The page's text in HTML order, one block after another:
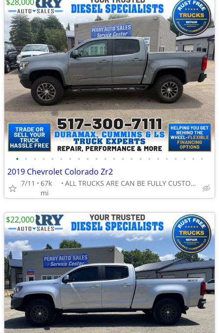
• • • • • • • • • • • • • • • • • • • • • •
2019 Chevrolet Colorado Zr2
7/11
67k
mi
ALL TRUCKS ARE CAN BE FULLY CUSTOMIZED!
$22,000